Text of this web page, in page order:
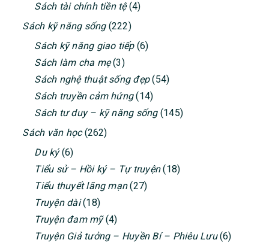
Sách tài chính tiền tệ(4)
Sách kỹ năng sống(222)
Sách kỹ năng giao tiếp(6)
Sách làm cha mẹ(3)
Sách nghệ thuật sống đẹp(54)
Sách truyền cảm hứng(14)
Sách tư duy – kỹ năng sống(145)
Sách văn học(262)
Du ký(6)
Tiểu sử – Hồi ký – Tự truyện(18)
Tiểu thuyết lãng mạn(27)
Truyện dài(18)
Truyện đam mỹ(4)
Truyện Giả tưởng – Huyền Bí – Phiêu Lưu(6)